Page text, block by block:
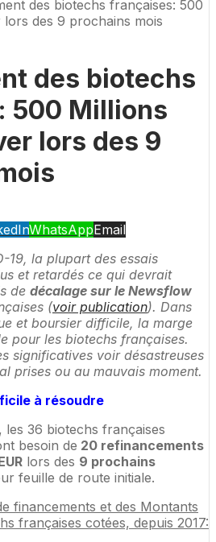
des biotechs françaises: 500
des 9 prochains mois
des biotechs
500 Millions
lors des 9
WhatsAppEmail
19, la plupart des essais
et retardés ce qui devrait
de décalage sur le Newsflow
(voir publication). Dans
et boursier difficile, la marge
pour les biotechs françaises.
significatives voir désastreuses
prises ou au mauvais moment.
à résoudre
les 36 biotechs françaises
besoin de 20 refinancements
lors des 9 prochains
feuille de route initiale.
financements et des Montants
françaises cotées, depuis 2017: